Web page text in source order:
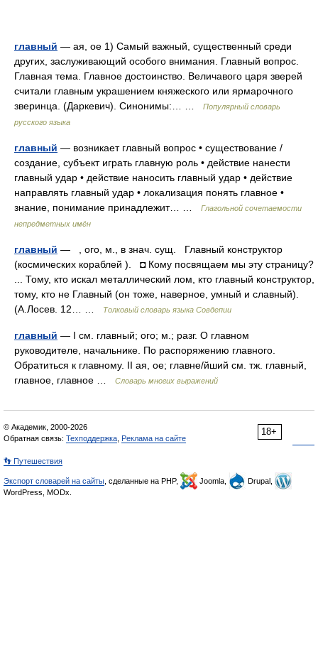
главный — ая, ое 1) Самый важный, существенный среди
других, заслуживающий особого внимания. Главный вопрос.
Главная тема. Главное достоинство. Величавого царя зверей
считали главным украшением княжеского или ярмарочного
зверинца. (Даркевич). Синонимы:… …
Популярный словарь
русского языка
главный — возникает главный вопрос • существование /
создание, субъект играть главную роль • действие нанести
главный удар • действие наносить главный удар • действие
направлять главный удар • локализация понять главное •
знание, понимание принадлежит… …
Глагольной сочетаемости
непредметных имён
главный — , ого, м., в знач. сущ. Главный конструктор
(космических кораблей ). ◘ Кому посвящаем мы эту страницу?
... Тому, кто искал металлический лом, кто главный конструктор,
тому, кто не Главный (он тоже, наверное, умный и славный).
(А.Лосев. 12… …
Толковый словарь языка Совдепии
главный — I см. главный; ого; м.; разг. О главном
руководителе, начальнике. По распоряжению главного.
Обратиться к главному. II ая, ое; главне/йший см. тж. главный,
главное, главное …
Словарь многих выражений
18+
© Академик, 2000-2026
Обратная связь: Техподдержка Реклама на сайте
👣 Путешествия
Экспорт словарей на сайты , сделанные на PHP, Joomla,
Drupal,
WordPress, MODx.